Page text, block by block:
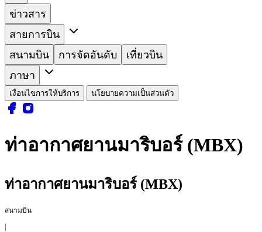
ข่าวสาร
สายการบิน
สนามบิน
การจัดอันดับ
เที่ยวบิน
ภาษา
เงื่อนไขการให้บริการ นโยบายความเป็นส่วนตัว
ท่าอากาศยานมาริบอร์ (MBX)
ท่าอากาศยานมาริบอร์ (MBX)
สนามบิน
|